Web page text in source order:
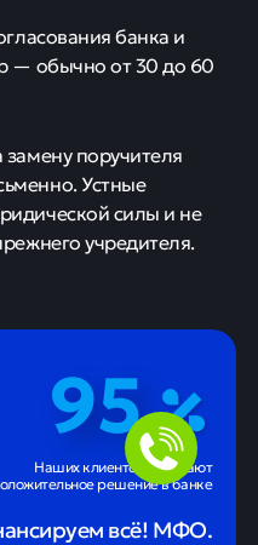
банка и
— обычно от 30 до 60
поручителя
Устные
силы и не
учредителя.
95
Наших клиентов получают
решение в банке
всё! МФО.